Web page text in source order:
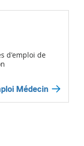
d'emploi de
Médecin